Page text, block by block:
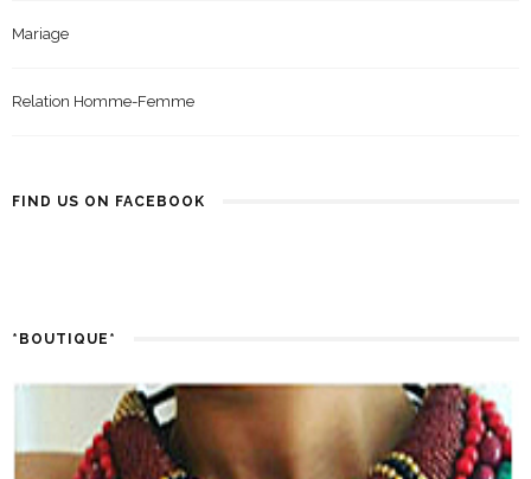
Mariage
Relation Homme-Femme
FIND US ON FACEBOOK
*BOUTIQUE*